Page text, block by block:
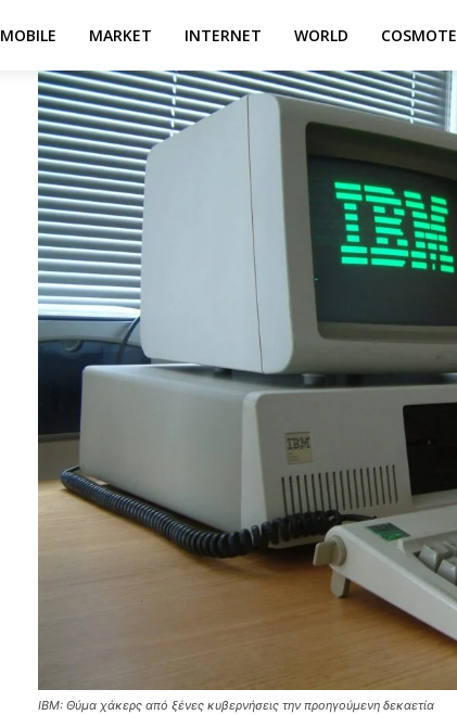
MOBILE MARKET INTERNET WORLD COSMOTE
IBM: Θύμα χάκερς από ξένες κυβερνήσεις την προηγούμενη δεκαετία